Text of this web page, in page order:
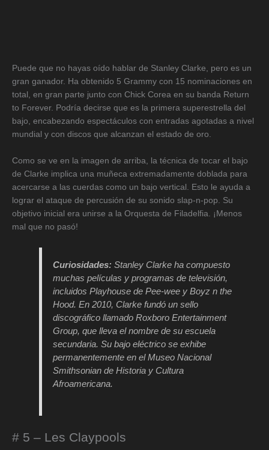
Puede que no hayas oído hablar de Stanley Clarke, pero es un
gran ganador. Ha obtenido 5 Grammy con 15 nominaciones en
total, en gran parte junto con Chick Corea en su banda Return
to Forever. Podría decirse que es la primera superestrella del
bajo, encabezando espectáculos con entradas agotadas a nivel
mundial y con discos que alcanzan el estado de oro.
Como se ve en la imagen de arriba, la técnica de tocar el bajo
de Clarke implica una muñeca extremadamente doblada para
acercarse a las cuerdas como un bajo vertical. Esto le ayuda a
lograr el ataque de percusión de su sonido slap-n-pop. Su
objetivo inicial era unirse a la Orquesta de Filadelfia. ¡Menos
mal que no pasó!
Curiosidades:Stanley Clarke ha compuesto
muchas películas y programas de televisión,
incluidos Playhouse de Pee-wee y Boyz n the
Hood. En 2010, Clarke fundó un sello
discográfico llamado Roxboro Entertainment
Group, que lleva el nombre de su escuela
secundaria. Su bajo eléctrico se exhibe
permanentemente en el Museo Nacional
Smithsonian de Historia y Cultura
Afroamericana.
# 5 – Les Claypools